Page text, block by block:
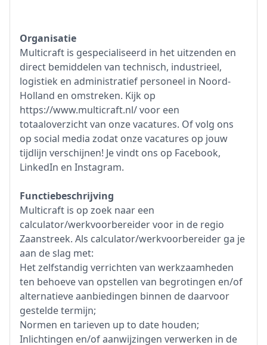
Organisatie
Multicraft is gespecialiseerd in het uitzenden en
direct bemiddelen van technisch, industrieel,
logistiek en administratief personeel in Noord-
Holland en omstreken. Kijk op
https://www.multicraft.nl/ voor een
totaaloverzicht van onze vacatures. Of volg ons
op social media zodat onze vacatures op jouw
tijdlijn verschijnen! Je vindt ons op Facebook,
LinkedIn en Instagram.
Functiebeschrijving
Multicraft is op zoek naar een
calculator/werkvoorbereider voor in de regio
Zaanstreek. Als calculator/werkvoorbereider ga je
aan de slag met:
Het zelfstandig verrichten van werkzaamheden
ten behoeve van opstellen van begrotingen en/of
alternatieve aanbiedingen binnen de daarvoor
gestelde termijn;
Normen en tarieven up to date houden;
Inlichtingen en/of aanwijzingen verwerken in de